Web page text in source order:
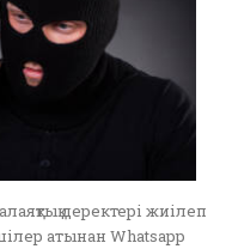
деректері жиілеп
атынан Whatsapp